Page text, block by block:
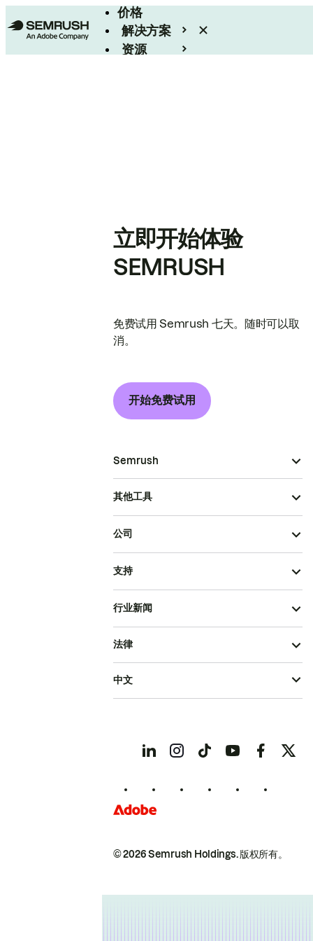
价格
解决方案
资源
立即开始体验
SEMRUSH
免费试用 Semrush 七天。随时可以取
消。
开始免费试用
Semrush
其他工具
公司
支持
行业新闻
© 2026 Semrush Holdings.版权所有。
法律
中文